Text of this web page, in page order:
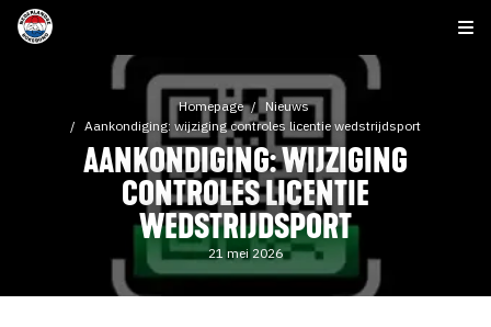
Homepage
Nieuws
Aankondiging: wijziging controles licentie wedstrijdsport
AANKONDIGING: WIJZIGING
CONTROLES LICENTIE
WEDSTRIJDSPORT
21 mei 2026